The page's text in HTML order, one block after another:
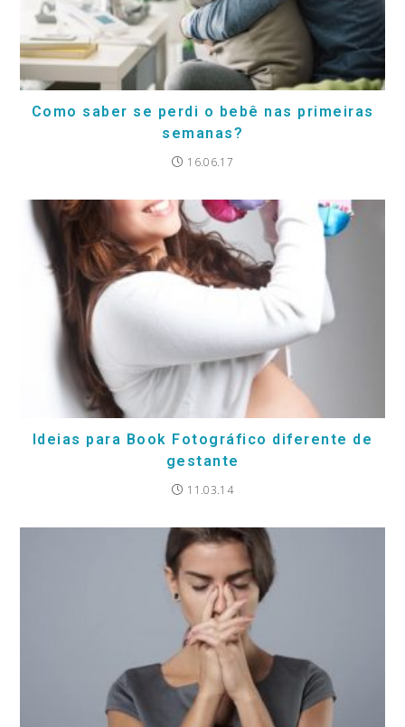
Como saber se perdi o bebê nas primeiras
semanas?
16.06.17
Ideias para Book Fotográfico diferente de
gestante
11.03.14